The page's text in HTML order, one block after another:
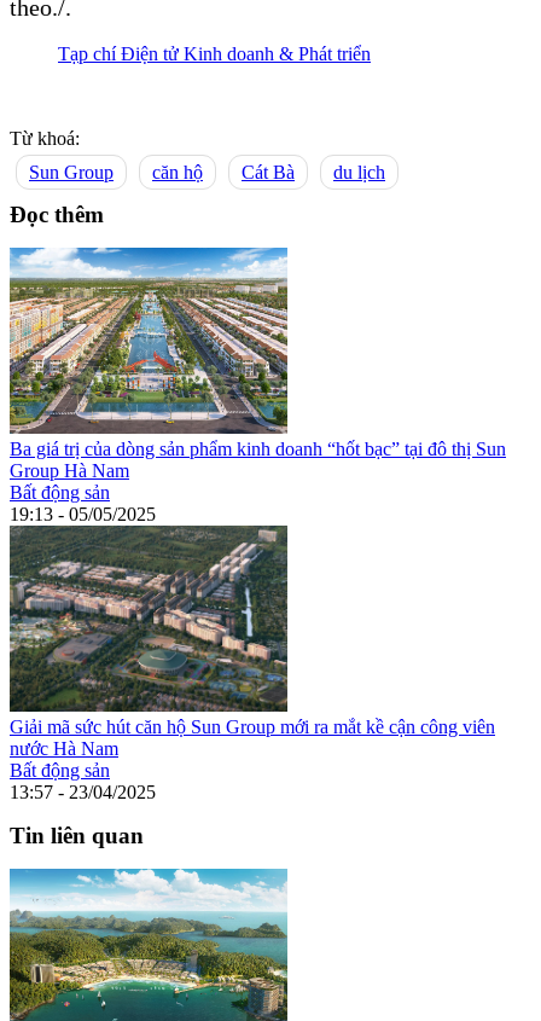
theo./.
Tạp chí Điện tử Kinh doanh & Phát triển
Từ khoá:
Sun Group
căn hộ Cát Bà du lịch
Đọc thêm
Ba giá trị của dòng sản phẩm kinh doanh “hốt bạc” tại đô thị Sun
Group Hà Nam
Bất động sản
19:13 - 05/05/2025
Giải mã sức hút căn hộ Sun Group mới ra mắt kề cận công viên
nước Hà Nam
Bất động sản
13:57 - 23/04/2025
Tin liên quan